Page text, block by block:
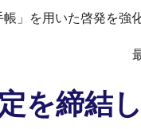
」を用いた啓発を強
を締結